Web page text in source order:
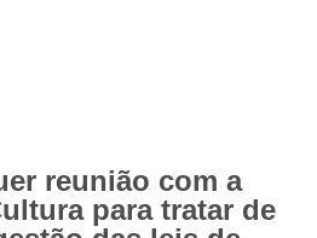
reunião com a
para tratar de